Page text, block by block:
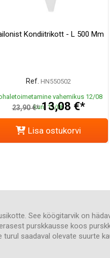
Kondiitrikott - L 500 Mm
Ref. HN550502
vahemikus 12/08
kuni 13/08
23,90 €* 13,08 €*
Lisa ostukorvi
See köögitarvik on
purskkausse koos
saadaval olevate suurte